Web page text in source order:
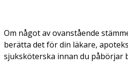
Om något av ovanstående
berätta det för din läkare,
sjuksköterska innan du påbörjar